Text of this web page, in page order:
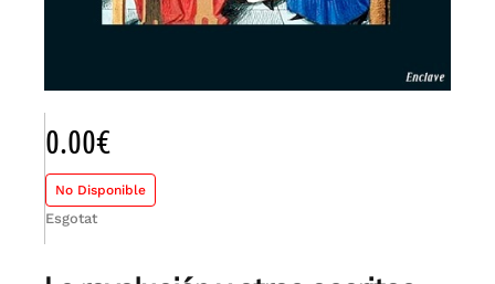
0.00€
No Disponible
Esgotat